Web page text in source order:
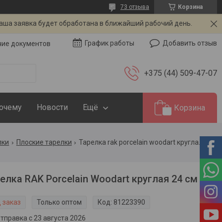
Корзина
73 отзыва
заявка будет обработана в ближайший рабочий день.
документов График работы Добавить отзыв
+375 (44) 509-47-07
Новости Ещё Корзина
Плоские тарелки Тарелка rak porcelain woodart круглая 24 см
RAK Porcelain Woodart круглая 24 см
Только оптом Код: 81223390
с 23 августа 2026